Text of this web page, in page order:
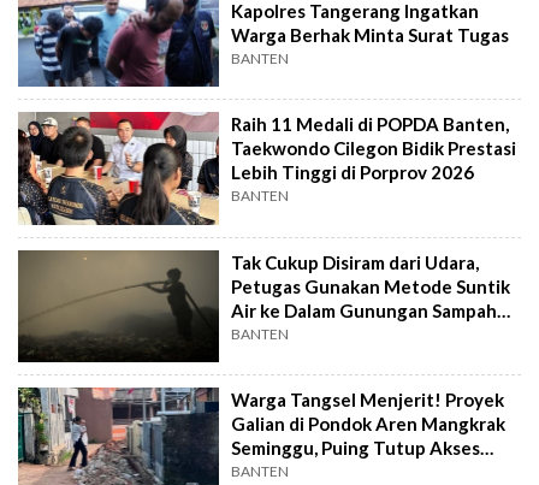
Kapolres Tangerang Ingatkan
Warga Berhak Minta Surat Tugas
BANTEN
Raih 11 Medali di POPDA Banten,
Taekwondo Cilegon Bidik Prestasi
Lebih Tinggi di Porprov 2026
BANTEN
Tak Cukup Disiram dari Udara,
Petugas Gunakan Metode Suntik
Air ke Dalam Gunungan Sampah
TPA
BANTEN
Warga Tangsel Menjerit! Proyek
Galian di Pondok Aren Mangkrak
Seminggu, Puing Tutup Akses
Jalan
BANTEN